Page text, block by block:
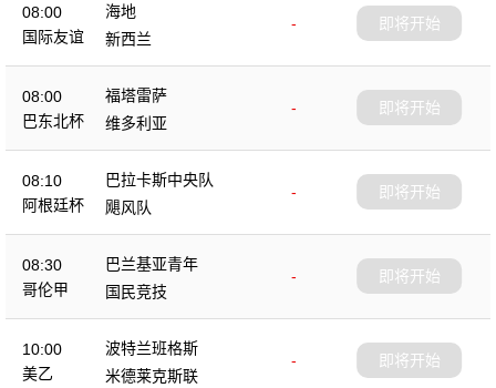
08:00
国际友谊
海地
-
新西兰
即将开始
08:00
巴东北杯
福塔雷萨
-
维多利亚
即将开始
08:10
阿根廷杯
巴拉卡斯中央队
-
飓风队
即将开始
08:30
哥伦甲
巴兰基亚青年
-
国民竞技
即将开始
10:00
美乙
波特兰班格斯
-
米德莱克斯联
即将开始